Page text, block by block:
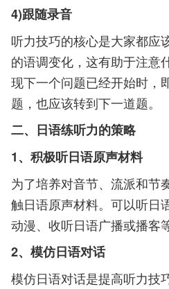
4)跟随录音
听力技巧的核心是大家都应
的语调变化，这有助于注意
现下一个问题已经开始时，
题，也应该转到下一道题。
二、日语练听力的策略
1、积极听日语原声材料
为了培养对音节、流派和节
触日语原声材料。可以听日
动漫、收听日语广播或播客等
2、模仿日语对话
模仿日语对话是提高听力技